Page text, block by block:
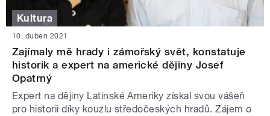
Kultura
10. duben 2021
Zajímaly mě hrady i zámořský svět, konstatuje
historik a expert na americké dějiny Josef
Opatrný
Expert na dějiny Latinské Ameriky získal svou vášeň
pro historii díky kouzlu středočeských hradů. Zájem o